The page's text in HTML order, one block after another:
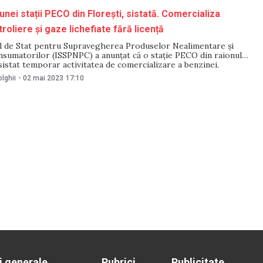
stații PECO din Florești, sistată. Comercializa
și gaze lichefiate fără licență
Stat pentru Supravegherea Produselor Nealimentare și
(ISSPNPC) a anunțat că o stație PECO din raionul
temporar activitatea de comercializare a benzinei,
lichefiat. Se întâmplă după ce inspectorii ISSPNPC au
economic a comercializat produse petroliere și gaze
- 02 mai 2023 17:10